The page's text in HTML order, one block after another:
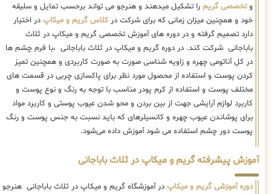
تخصصی گریمرا تشکیل میدهند و هنرجو می تواند برحسب تمایل و سلیقه
خود و همچنین میزان زمانی که برای شرکت درکلاس گریم و میکاپدر اختیار
دارد تصمیم گرفته و در دوره های آموزش تخصصی گریم و میکاپ در ثلاث
باباجانی شرکت کند. در دوره گریم و میکاپ در ثلاث باباجانی ،با فرم چشم ها
در کل آناتومی چهره و زاویه شناسی صورت به صورت کاربردی و همچنین تمیز
کردن پوست و استفاده از محصول مورد نظر برای پاکسازی چربی در قسمت های
مختلف پوست و استفاده از کرم پودر مناسب با توجه به رنگ و نوع پوست و
کاربرد لوازم آرایشی جهت از بین بردن و محو شدن عیوب پوستی و کاربرد مواد
برای پوشاندن عیوب چهره و کانسیلرهای که باید نسبت به جنس پوست و رنگ
پوست دور چشم استفاده می شود آموزش داده می‌شود.
آموزش پیشرفته گریم و میکاپ در ثلاث باباجانی
دوره آموزشی گریم و میکاپدر آموزشگاه گریم و میکاپ در ثلاث باباجانی هنرجو